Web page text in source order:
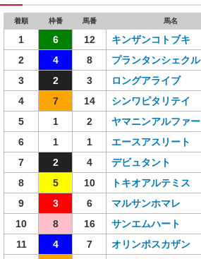
着順 枠番 馬番 馬名
1 6 12 キンザンコトブキ
2
4 8 プランタンシェクル
3
2 3 ロングアライブ
4
7 14 シンワピタリテイ
5
1 2 ヤマニンアルファー
6
1 1 エースアスリート
7
2 4 デビュタント
8
5 10 トキオアルテミス
9
3 6 マルサンホマレ
10
8 16 サンエムハート
11
4 7 オリンポスカザン